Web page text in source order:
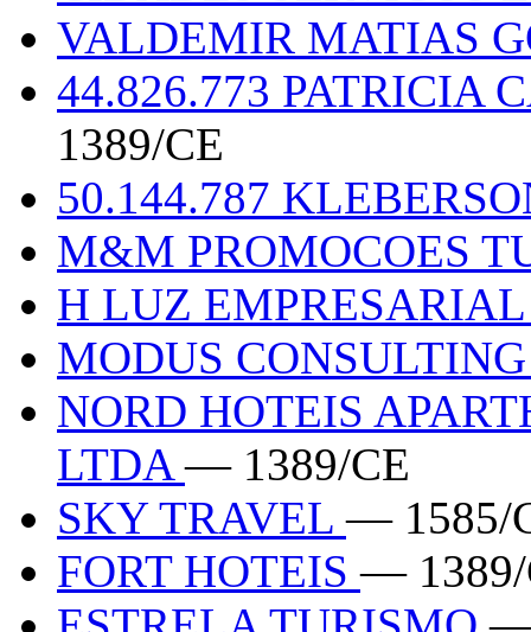
VALDEMIR MATIAS
44.826.773 PATRICIA
1389/CE
50.144.787
M&M PROMOCOES
H LUZ
MODUS
NORD HOTEIS
LTDA— 1389/CE
SKY TRAVEL— 1585/
FORT HOTEIS— 1389/